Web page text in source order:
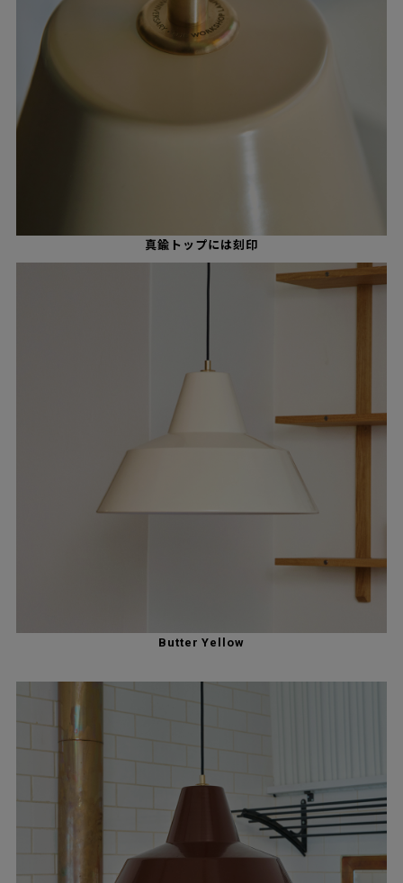
真鍮トップには刻印
Butter Yellow